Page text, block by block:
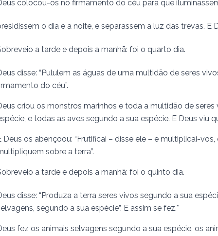
colocou-os no firmamento do céu para que
o dia e a noite, e separassem a luz das trevas. E
a tarde e depois a manhã: foi o quarto dia.
disse: “Pululem as águas de uma multidão de seres
do céu”.
criou os monstros mari­nhos e toda a multidão de
e todas as aves segundo a sua espécie. E Deus viu
Deus os abençoou: “Frutificai – disse ele – e multipli­cai-
sobre a terra”.
a tarde e depois a manhã: foi o quinto dia.
disse: “Produza a terra seres vivos segundo a sua
segundo a sua espécie”. E assim se fez.*
fez os animais selvagens segundo a sua espécie, os